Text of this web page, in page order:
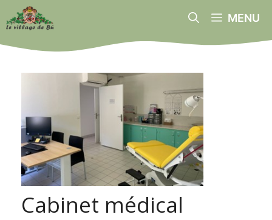
au
MENU
Cabinet médical